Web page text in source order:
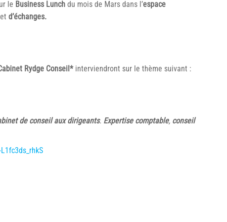
le Business Lunch du mois de Mars dans l’espace
et d’échanges.
Rydge Conseil* interviendront sur le thème suivant :
de conseil aux dirigeants. Expertise comptable, conseil